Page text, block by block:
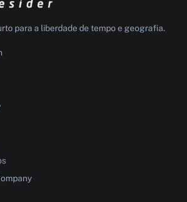
para a liberdade de tempo e geografia.